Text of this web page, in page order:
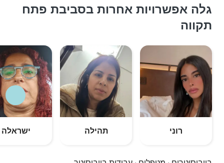
גלה אפשרויות אחרות בסביבת פתח
תקווה
רוני תהילה ישראלה